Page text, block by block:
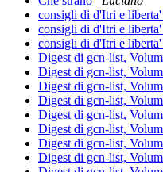
consigli di d'Itri e
consigli di d'Itri e
consigli di d'Itri e
Digest di gcn-list,
Digest di gcn-list,
Digest di gcn-list,
Digest di gcn-list,
Digest di gcn-list,
Digest di gcn-list,
Digest di gcn-list,
Digest di gcn-list,